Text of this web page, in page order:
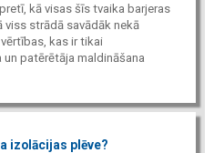
kā visas šīs tvaika barjeras
strādā savādāk nekā
kas ir tikai
patērētāja maldināšana
izolācijas plēve?